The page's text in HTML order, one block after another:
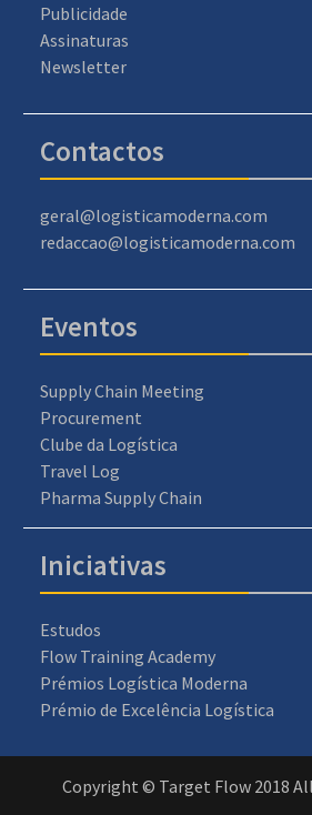
Publicidade
Assinaturas
Newsletter
Contactos
geral@logisticamoderna.com
redaccao@logisticamoderna.com
Eventos
Supply Chain Meeting
Procurement
Clube da Logística
Travel Log
Pharma Supply Chain
Iniciativas
Estudos
Flow Training Academy
Prémios Logística Moderna
Prémio de Excelência Logística
Copyright © Target Flow 2018